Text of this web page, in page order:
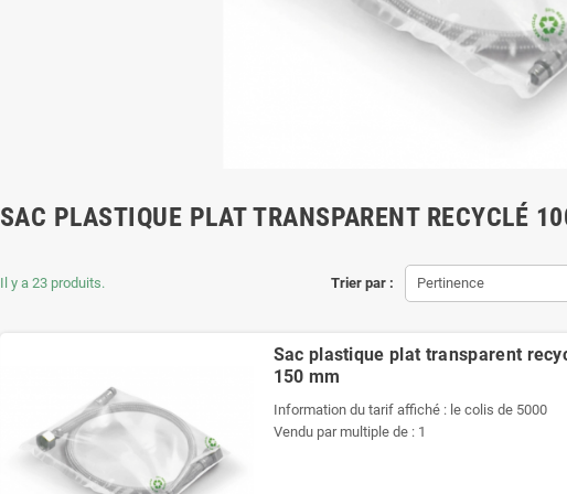
SAC PLASTIQUE PLAT TRANSPARENT RECYCLÉ
Trier par : Pertinence
Il y a 23 produits.
Sac plastique plat transparent
150 mm
Information du tarif affiché : le colis de 5000
Vendu par multiple de : 1